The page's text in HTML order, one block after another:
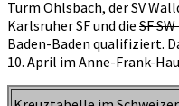
Turm Ohlsbach, der SV
Karlsruher SF und die SF
Baden-Baden qualifiziert.
10. April im Anne-Frank-